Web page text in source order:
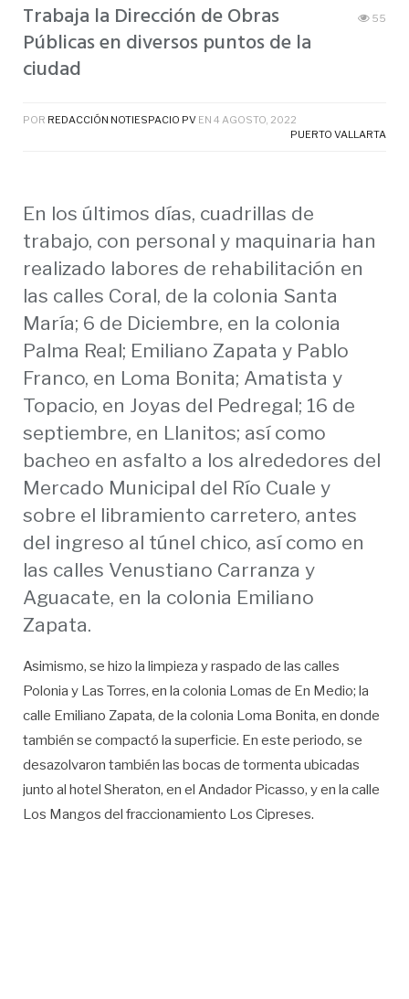
Trabaja la Dirección de Obras
Públicas en diversos puntos de la
ciudad
55
POR REDACCIÓN NOTIESPACIO PV EN 4 AGOSTO, 2022
PUERTO VALLARTA
En los últimos días, cuadrillas de
trabajo, con personal y maquinaria han
realizado labores de rehabilitación en
las calles Coral, de la colonia Santa
María; 6 de Diciembre, en la colonia
Palma Real; Emiliano Zapata y Pablo
Franco, en Loma Bonita; Amatista y
Topacio, en Joyas del Pedregal; 16 de
septiembre, en Llanitos; así como
bacheo en asfalto a los alrededores del
Mercado Municipal del Río Cuale y
sobre el libramiento carretero, antes
del ingreso al túnel chico, así como en
las calles Venustiano Carranza y
Aguacate, en la colonia Emiliano
Zapata.
Asimismo, se hizo la limpieza y raspado de las calles
Polonia y Las Torres, en la colonia Lomas de En Medio; la
calle Emiliano Zapata, de la colonia Loma Bonita, en donde
también se compactó la superficie. En este periodo, se
desazolvaron también las bocas de tormenta ubicadas
junto al hotel Sheraton, en el Andador Picasso, y en la calle
Los Mangos del fraccionamiento Los Cipreses.